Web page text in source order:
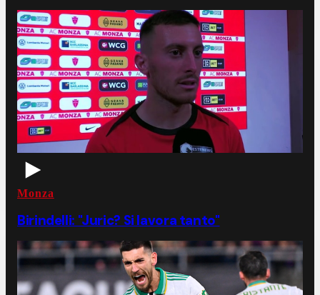
Monza
Birindelli: "Juric? Si lavora tanto"